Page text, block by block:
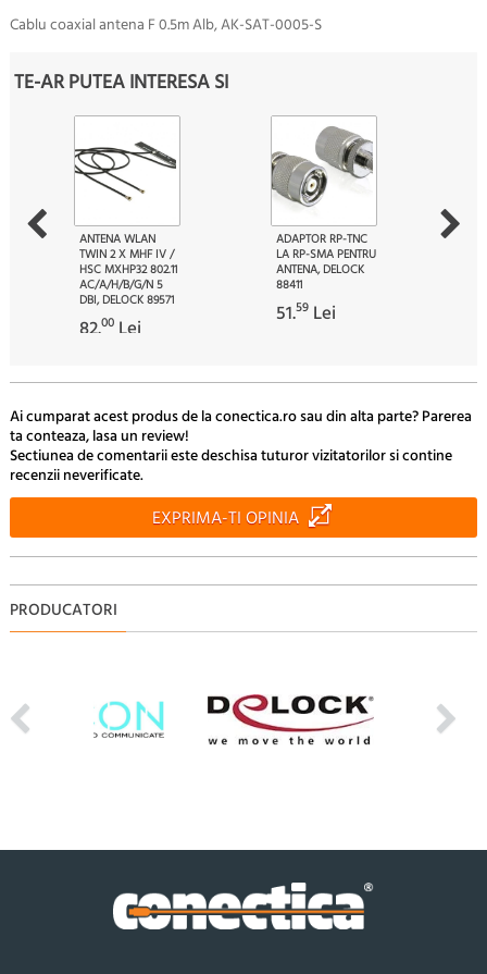
Cablu coaxial antena F 0.5m Alb, AK-SAT-0005-S
TE-AR PUTEA INTERESA SI
ANTENA WLAN
TWIN 2 X MHF IV /
HSC MXHP32 802.11
AC/A/H/B/G/N 5
DBI, DELOCK 89571
82.00 Lei
ADAPTOR RP-TNC
LA RP-SMA PENTRU
ANTENA, DELOCK
88411
51.59 Lei
Ai cumparat acest produs de la conectica.ro sau din alta parte? Parerea
ta conteaza, lasa un review!
Sectiunea de comentarii este deschisa tuturor vizitatorilor si contine
recenzii neverificate.
EXPRIMA-TI OPINIA
PRODUCATORI